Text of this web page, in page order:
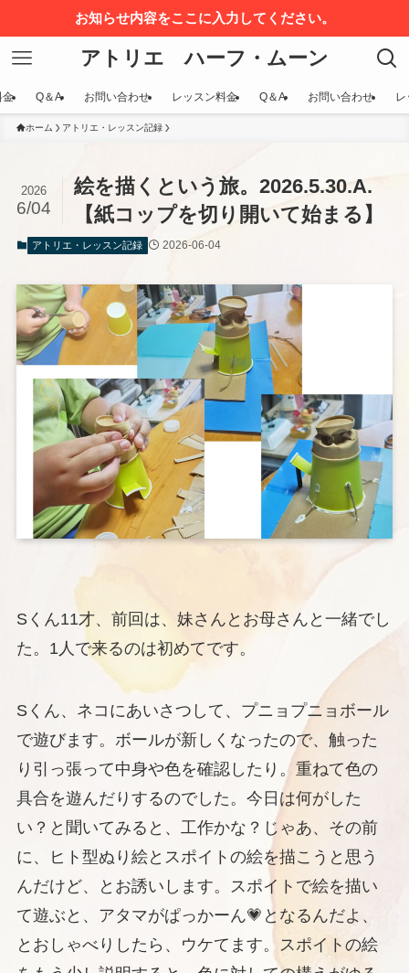
お知らせ内容をここに入力してください。
アトリエ ハーフ・ムーン
金 Q＆A お問い合わせ レッスン料金 Q＆A お問い合わせ レ
ホーム アトリエ・レッスン記録
絵を描くという旅。2026.5.30.A.
【紙コップを切り開いて始まる】
2026
6/04
アトリエ・レッスン記録 2026-06-04
Sくん11才、前回は、妹さんとお母さんと一緒でし
た。1人で来るのは初めてです。
Sくん、ネコにあいさつして、プニョプニョボール
で遊びます。ボールが新しくなったので、触った
り引っ張って中身や色を確認したり。重ねて色の
具合を遊んだりするのでした。今日は何がした
い？と聞いてみると、工作かな？じゃあ、その前
に、ヒト型ぬり絵とスポイトの絵を描こうと思う
んだけど、とお誘いします。スポイトで絵を描い
て遊ぶと、アタマがぱっかーん💗となるんだよ、
とおしゃべりしたら、ウケてます。スポイトの絵